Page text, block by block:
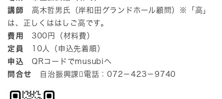
講師 高木哲男氏（岸和田グランドホール顧問）※「高」
は、正しくははしご高です。​
費用
300円（材料費）
定員
10人（申込先着順）
申込 QRコードでmusubiへ
問合せ 自治振興課電話：072－423－9740